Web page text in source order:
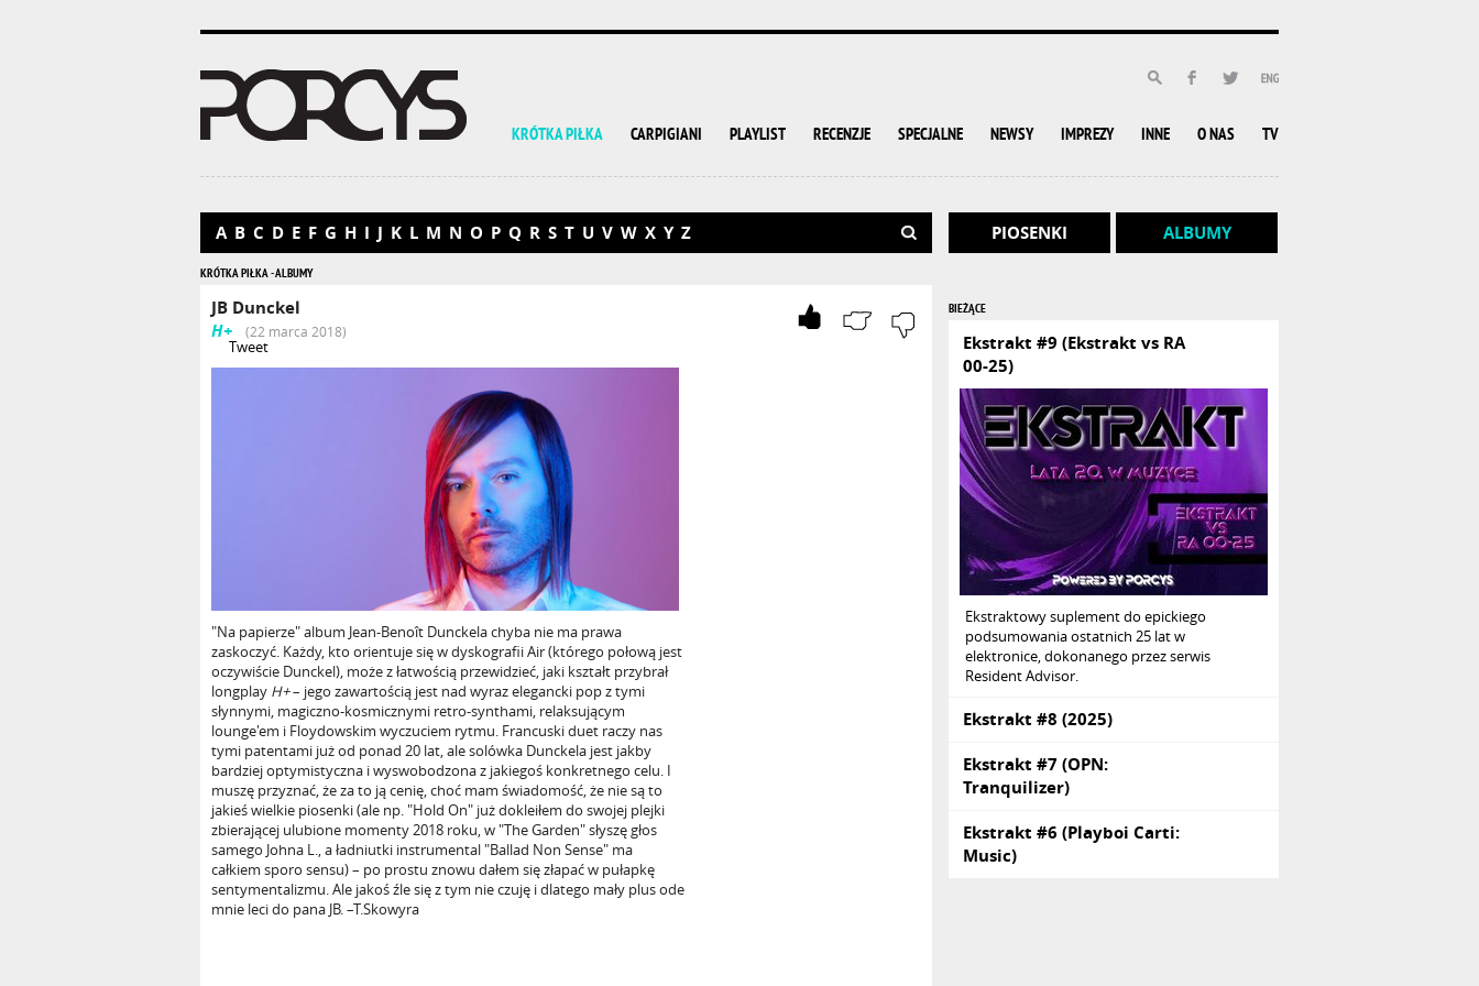
KRÓTKA PIŁKA CARPIGIANI PLAYLIST RECENZJE SPECJALNE NEWSY IMPREZY INNE O NAS TV
A B C D E F G H I J K L M N O P Q R S T U V W X Y Z
KRÓTKA PIŁKA - ALBUMY
JB Dunckel
H+
(22 marca 2018)
Tweet
"Na papierze" album Jean-Benoît Dunckela chyba nie ma prawa
zaskoczyć. Każdy, kto orientuje się w dyskografii Air (którego połową jest
oczywiście Dunckel), może z łatwością przewidzieć, jaki kształt przybrał
longplay H+– jego zawartością jest nad wyraz elegancki pop z tymi
słynnymi, magiczno-kosmicznymi retro-synthami, relaksującym
lounge'em i Floydowskim wyczuciem rytmu. Francuski duet raczy nas
tymi patentami już od ponad 20 lat, ale solówka Dunckela jest jakby
bardziej optymistyczna i wyswobodzona z jakiegoś konkretnego celu. I
muszę przyznać, że za to ją cenię, choć mam świadomość, że nie są to
jakieś wielkie piosenki (ale np. "Hold On" już dokleiłem do swojej plejki
zbierającej ulubione momenty 2018 roku, w "The Garden" słyszę głos
samego Johna L., a ładniutki instrumental "Ballad Non Sense" ma
całkiem sporo sensu) – po prostu znowu dałem się złapać w pułapkę
sentymentalizmu. Ale jakoś źle się z tym nie czuję i dlatego mały plus ode
mnie leci do pana JB. –T.Skowyra
PIOSENKI ALBUMY
BIEŻĄCE
Ekstrakt #9 (Ekstrakt vs RA
00-25)
Ekstraktowy suplement do epickiego
podsumowania ostatnich 25 lat w
elektronice, dokonanego przez serwis
Resident Advisor.
Ekstrakt #8 (2025)
Ekstrakt #7 (OPN:
Tranquilizer)
Ekstrakt #6 (Playboi Carti:
Music)